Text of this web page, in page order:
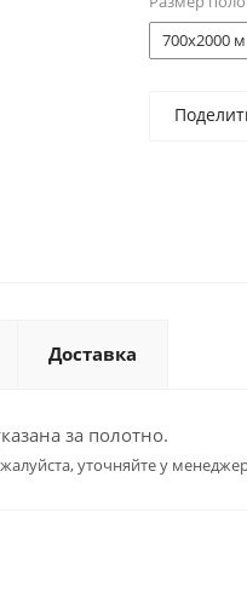
700x2000
Доставка
за полотно.
уточняйте у